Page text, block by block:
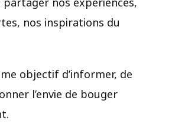
nos inspirations du
objectif d’informer, de
l’envie de bouger